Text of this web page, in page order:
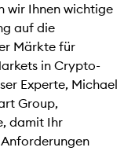
wir Ihnen wichtige
auf die
Märkte für
in Crypto-
Experte, Michael
Group,
damit Ihr